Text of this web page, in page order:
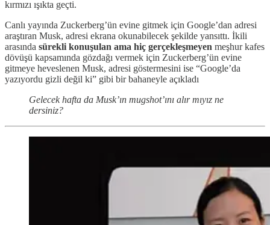
kırmızı ışıkta geçti.
Canlı yayında Zuckerberg’ün evine gitmek için Google’dan adresi
araştıran Musk, adresi ekrana okunabilecek şekilde yansıttı. İkili
arasında sürekli konuşulan ama hiç gerçekleşmeyen meşhur kafes
dövüşü kapsamında gözdağı vermek için Zuckerberg’ün evine
gitmeye heveslenen Musk, adresi göstermesini ise “Google’da
yazıyordu gizli değil ki” gibi bir bahaneyle açıkladı
Gelecek hafta da Musk’ın mugshot’ını alır mıyız ne
dersiniz?